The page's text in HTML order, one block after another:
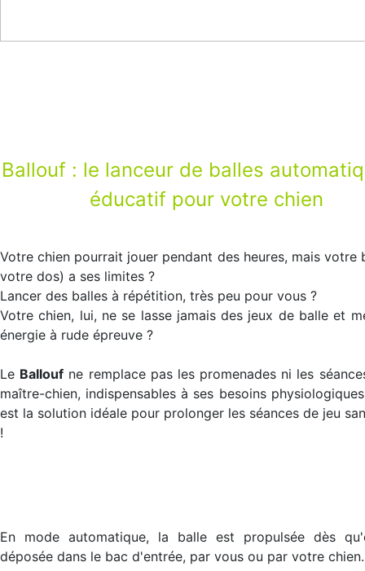
Ballouf : le lanceur de balles automati
éducatif pour votre chien
Votre chien pourrait jouer pendant des heures, mais votre
votre dos) a ses limites ?
Lancer des balles à répétition, très peu pour vous ?
Votre chien, lui, ne se lasse jamais des jeux de balle et
énergie à rude épreuve ?
Le Ballouf ne remplace pas les promenades ni les
maître-chien, indispensables à ses besoins
est la solution idéale pour prolonger les séances de jeu
!
En mode automatique, la balle est propulsée dès
déposée dans le bac d'entrée, par vous ou par votre chien.